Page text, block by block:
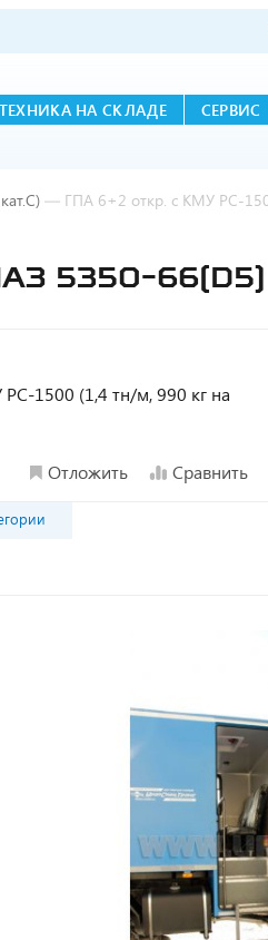
ТЕХНИКА НА СКЛАДЕ СЕРВИС
— ГПА 6+2 откр. с КМУ РС-
5350-66(D5)
1500 (1,4 тн/м, 990 кг на
Отложить Сравнить